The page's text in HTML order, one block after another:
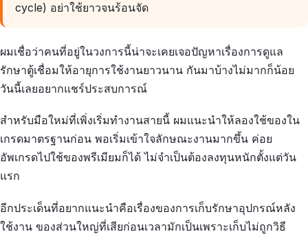
cycle) อย่าใช้ยาวจนร้อนจัด
ผมเชื่อว่าคนที่อยู่ในวงการนี้น่าจะเคยเจอปัญหาเรื่องการดูแล
รักษาตู้เชื่อมให้อายุการใช้งานยาวนาน กันมาบ้างไม่มากก็น้อย
วันนี้เลยอยากแชร์ประสบการณ์
สำหรับมือใหม่ที่เพิ่งเริ่มทำงานสายนี้ ผมแนะนำให้ลองใช้ของใน
เกรดมาตรฐานก่อน พอเริ่มเข้าใจลักษณะงานมากขึ้น ค่อย
อัพเกรดไปใช้ของพรีเมียมก็ได้ ไม่จำเป็นต้องลงทุนหนักตั้งแต่วัน
แรก
อีกประเด็นที่อยากแนะนำคือเรื่องของการเก็บรักษาอุปกรณ์หลัง
ใช้งาน ของส่วนใหญ่ที่เสียก่อนเวลามักเป็นเพราะเก็บไม่ถูกวิธี